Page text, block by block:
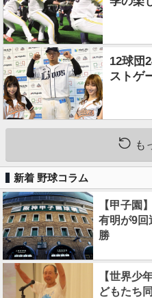
12球団
ストゲ
も
新着 野球コラム
【甲子園
有明が9回
勝
【世界少
どもたち